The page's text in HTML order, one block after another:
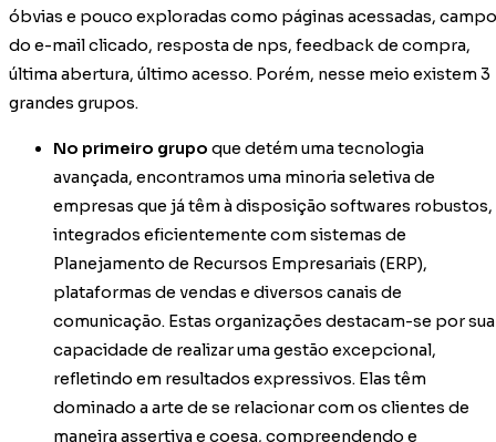
óbvias e pouco exploradas como páginas acessadas, campo
do e-mail clicado, resposta de nps, feedback de compra,
última abertura, último acesso. Porém, nesse meio existem 3
grandes grupos.
No primeiro grupo que detém uma tecnologia
avançada, encontramos uma minoria seletiva de
empresas que já têm à disposição softwares robustos,
integrados eficientemente com sistemas de
Planejamento de Recursos Empresariais (ERP),
plataformas de vendas e diversos canais de
comunicação. Estas organizações destacam-se por sua
capacidade de realizar uma gestão excepcional,
refletindo em resultados expressivos. Elas têm
dominado a arte de se relacionar com os clientes de
maneira assertiva e coesa, compreendendo e